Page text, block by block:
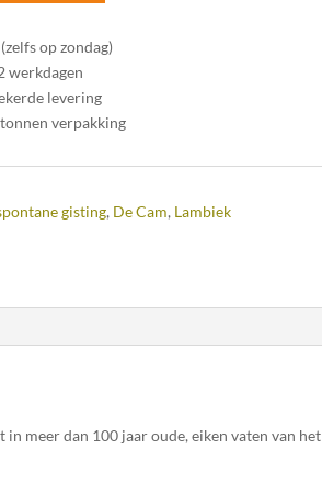
op zondag)
werkdagen
levering
verpakking
gisting, De Cam, Lambiek
meer dan 100 jaar oude, eiken vaten van het